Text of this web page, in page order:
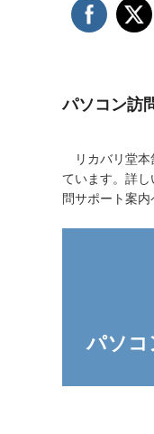
パソコン訪
リカバリ堂本
ています。詳
問サポート案内
パソコ